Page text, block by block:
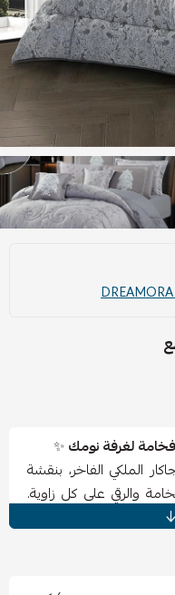
✨
الملكي الفاخر، بنقشة
والرقي على كل زاوية.
لتمنحك نومًا هادئًا